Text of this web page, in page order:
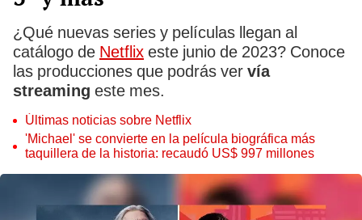
¿Qué nuevas series y películas llegan al
catálogo de Netflix este junio de 2023? Conoce
las producciones que podrás ver vía
streaming este mes.
Últimas noticias sobre Netflix
'Michael' se convierte en la película biográfica más
taquillera de la historia: recaudó US$ 997 millones